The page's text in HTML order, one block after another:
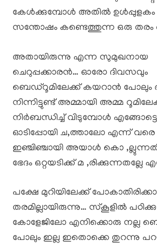
കേൾക്കുമ്പോൾ അതിൽ
സന്തോഷം കണ്ടെത്തുന്ന ഒരു
അതായിരുന്നു എന്ന സുമുഖനായ
ചെറുപ്പക്കാരൻ… ഓരോ ദിവസവും
ബെഡ്റൂമിലേക്ക് കയറാൻ പോലും
നിന്നിട്ടുണ്ട് അമ്മായി അമ്മ
നിർബന്ധിച്ച് വിടുമ്പോൾ
ഓടിപ്പോയി ച,ത്താലോ എന്ന്
ഇഞ്ചിഞ്ചായി അയാൾ കൊ
ഭേദം ഒറ്റയടിക്ക് മ
പക്ഷേ മുറിയിലേക്ക്
തരമില്ലായിരുന്നു… സ്കൂളിൽ
കോളേജിലോ എനിക്കൊരു നല്ല
പോലും ഇല്ല ഇതൊക്കെ തുറന്നു